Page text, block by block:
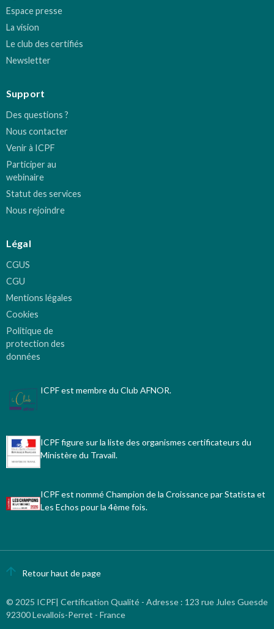
Espace presse
La vision
Le club des certifiés
Newsletter
Support
Des questions ?
Nous contacter
Venir à ICPF
Participer au
webinaire
Statut des services
Nous rejoindre
Légal
CGUS
CGU
Mentions légales
Cookies
Politique de
protection des
données
ICPF est membre du Club AFNOR.
ICPF figure sur la liste des organismes certificateurs du
Ministère du Travail.
ICPF est nommé Champion de la Croissance par Statista et
Les Echos pour la 4ème fois.
Retour haut de page
© 2025 ICPF| Certification Qualité - Adresse : 123 rue Jules Guesde
92300 Levallois-Perret - France